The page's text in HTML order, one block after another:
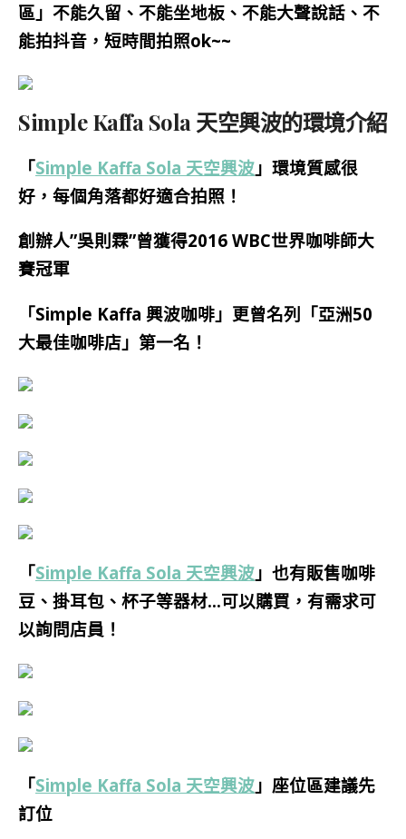
區」不能久留、不能坐地板、不能大聲說話、不
能拍抖音，短時間拍照ok~~
Simple Kaffa Sola 天空興波的環境介紹
「Simple Kaffa Sola 天空興波 」環境質感很
好，每個角落都好適合拍照！
創辦人”吳則霖”曾獲得2016 WBC世界咖啡師大
賽冠軍
「Simple Kaffa 興波咖啡」更曾名列「亞洲50
大最佳咖啡店」第一名！
「Simple Kaffa Sola 天空興波 」也有販售咖啡
豆、掛耳包、杯子等器材…可以購買，有需求可
以詢問店員！
「Simple Kaffa Sola 天空興波 」座位區建議先
訂位